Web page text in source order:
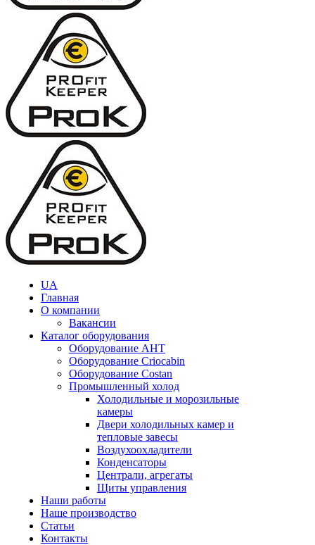
UA
Главная
О компании
Вакансии
Каталог оборудования
Оборудование AHT
Оборудование Criocabin
Оборудование Costan
Промышленный холод
Холодильные и морозильные
камеры
Двери холодильных камер и
тепловые завесы
Воздухоохладители
Конденсаторы
Централи, агрегаты
Щиты управления
Наши работы
Наше производство
Статьи
Контакты